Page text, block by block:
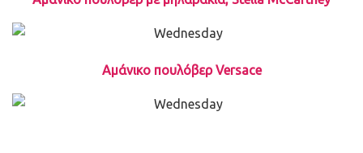
Αμάνικο πουλόβερ Versace